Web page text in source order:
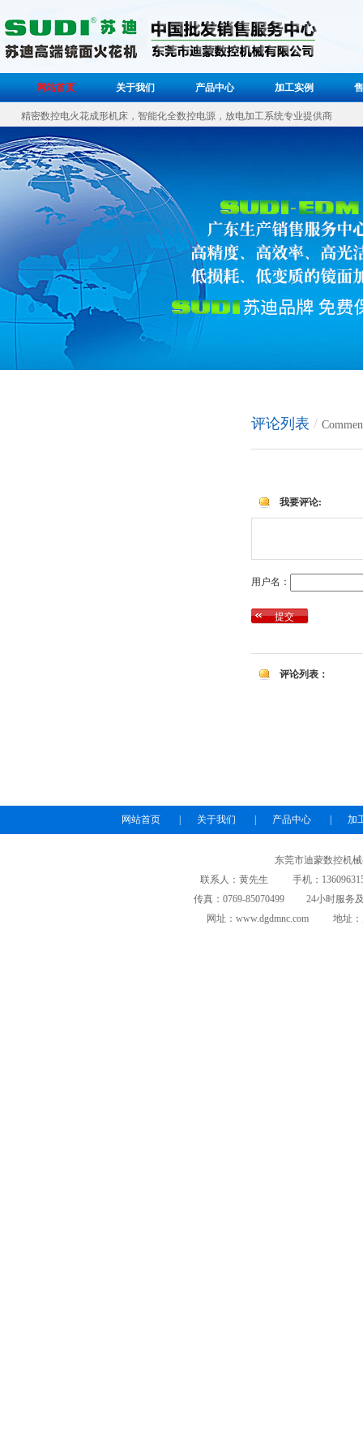
网站首页 关于我们 产品中心 加工实例
精密数控电火花成形机床，智能化全数控电源，放电加工系统专业提供商
评论列表 /
我要评论:
用户名：
评论列表：
网站首页 关于我们 产品中心 加
东莞市迪蒙数控机
联系人：黄先生 手机：
传真：0769-85070499 24小时服务
网址：www.dgdmnc.com 地址：